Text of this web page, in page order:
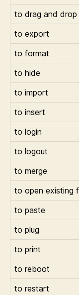
to drag and drop
to export
to format
to hide
to import
to insert
to login
to logout
to merge
to open existing
to paste
to plug
to print
to reboot
to restart